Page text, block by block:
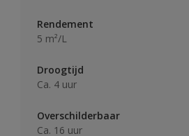
Rendement
5 m²/L
Droogtijd
Ca. 4 uur
Overschilderbaar
Ca. 16 uur